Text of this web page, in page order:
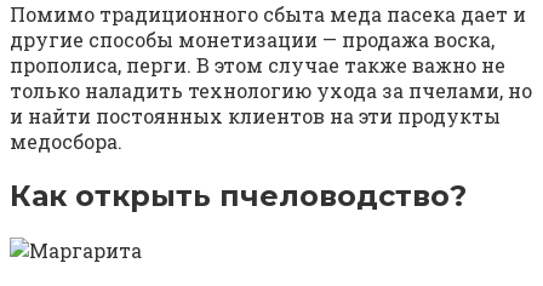
Помимо традиционного сбыта меда пасека дает и
другие способы монетизации — продажа воска,
прополиса, перги. В этом случае также важно не
только наладить технологию ухода за пчелами, но
и найти постоянных клиентов на эти продукты
медосбора.
Как открыть пчеловодство?